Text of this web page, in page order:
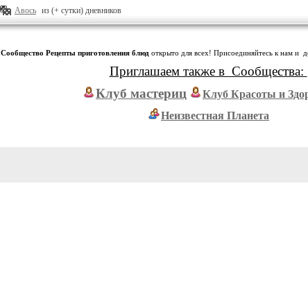
Авось из (+ сутки) дневников
Сообщество Рецепты приготовления блюд открыто для всех! Присоединяйтесь к нам и
Приглашаем также в Сообщества:
Клуб мастериц
Клуб Красоты и
Неизвестная Планета